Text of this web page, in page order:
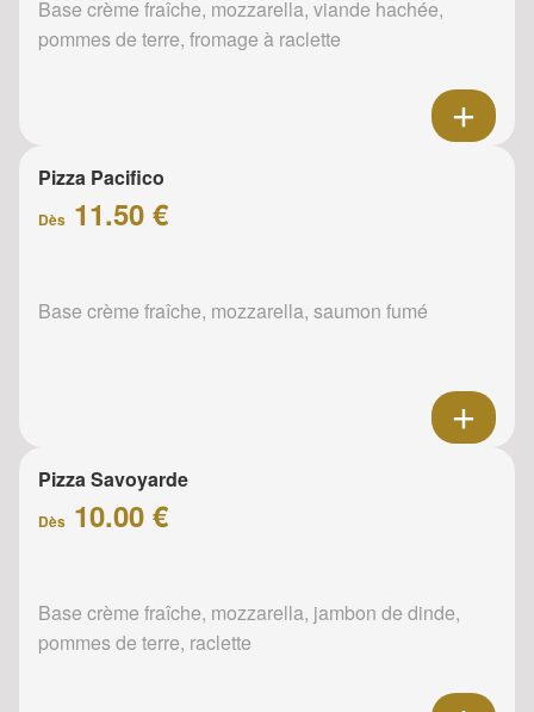
Base crème fraîche, mozzarella, viande hachée,
pommes de terre, fromage à raclette
Pizza Pacifico
Dès 11.50 €
Base crème fraîche, mozzarella, saumon fumé
Pizza Savoyarde
Dès 10.00 €
Base crème fraîche, mozzarella, jambon de dinde,
pommes de terre, raclette